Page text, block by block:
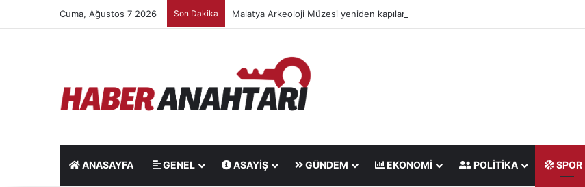
Cuma, Ağustos 7 2026 Son Dakika Malatya Arkeoloji Müzesi yeniden kapılarını açıyor
ANASAYFA GENEL ASAYIŞ GÜNDEM EKONOMI POLITIKA SPOR